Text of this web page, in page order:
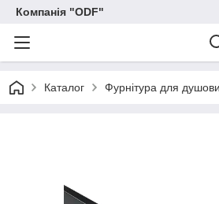
Компанія "ODF"
Каталог Фурнітура для